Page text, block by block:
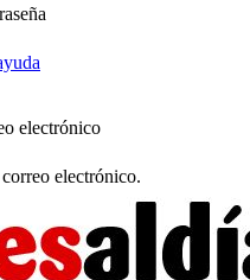
electrónico
electrónico.